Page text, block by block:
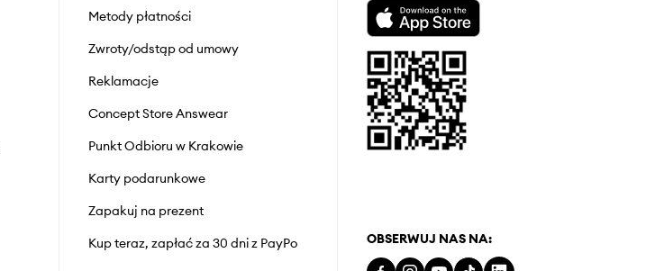
Metody płatności
Zwroty/odstąp od umowy
Reklamacje
Concept Store Answear
Punkt Odbioru w Krakowie
Karty podarunkowe
Zapakuj na prezent
Kup teraz, zapłać za 30 dni z PayPo
OBSERWUJ NAS NA: